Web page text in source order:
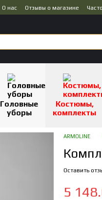
О нас Отзывы о магазине
Головные
уборы
Костюмы,
комплекты
ARMOLINE
Оставить
5